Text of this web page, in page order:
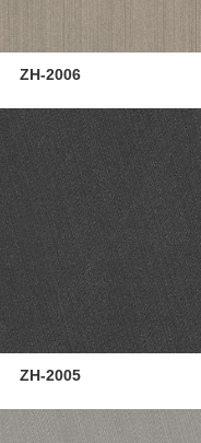
ZH-2006
ZH-2005